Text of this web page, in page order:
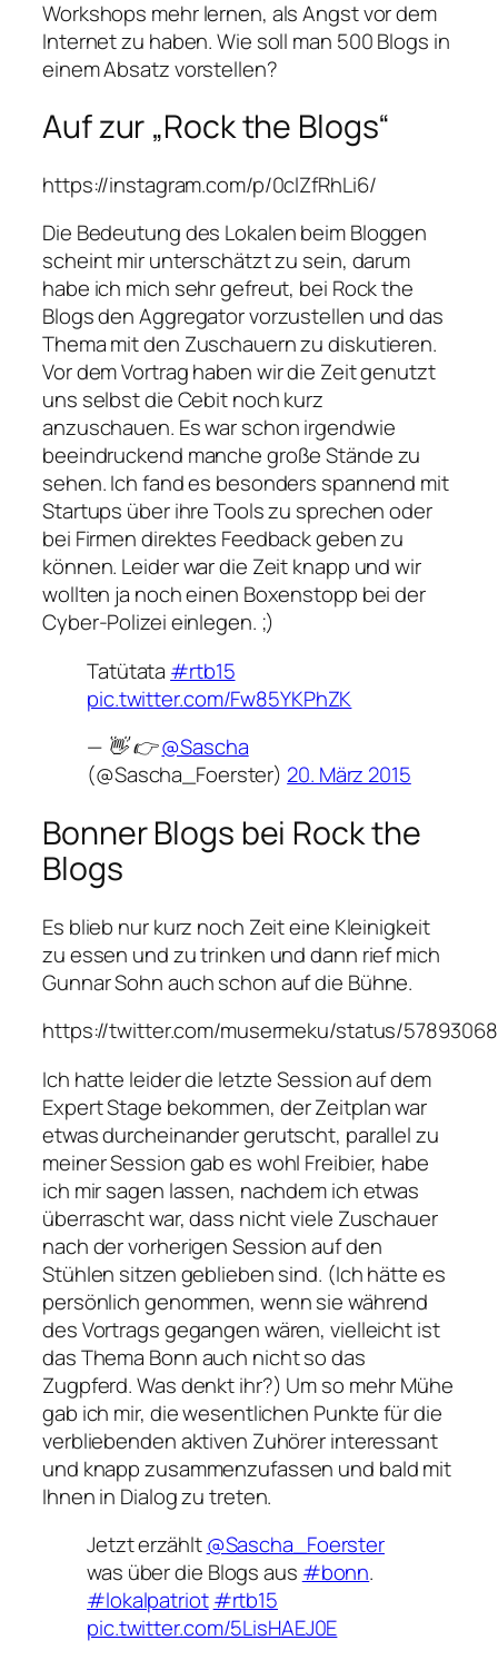
Workshops mehr lernen, als Angst vor dem
Internet zu haben. Wie soll man 500 Blogs in
einem Absatz vorstellen?
Auf zur „Rock the Blogs“
https://instagram.com/p/0clZfRhLi6/
Die Bedeutung des Lokalen beim Bloggen
scheint mir unterschätzt zu sein, darum
habe ich mich sehr gefreut, bei Rock the
Blogs den Aggregator vorzustellen und das
Thema mit den Zuschauern zu diskutieren.
Vor dem Vortrag haben wir die Zeit genutzt
uns selbst die Cebit noch kurz
anzuschauen. Es war schon irgendwie
beeindruckend manche große Stände zu
sehen. Ich fand es besonders spannend mit
Startups über ihre Tools zu sprechen oder
bei Firmen direktes Feedback geben zu
können. Leider war die Zeit knapp und wir
wollten ja noch einen Boxenstopp bei der
Cyber-Polizei einlegen. ;)
Tatütata #rtb15
pic.twitter.com/Fw85YKPhZK
— 👋 👉@Sascha
(@Sascha_Foerster) 20. März 2015
Bonner Blogs bei Rock the
Blogs
Es blieb nur kurz noch Zeit eine Kleinigkeit
zu essen und zu trinken und dann rief mich
Gunnar Sohn auch schon auf die Bühne.
https://twitter.com/musermeku/status/
Ich hatte leider die letzte Session auf dem
Expert Stage bekommen, der Zeitplan war
etwas durcheinander gerutscht, parallel zu
meiner Session gab es wohl Freibier, habe
ich mir sagen lassen, nachdem ich etwas
überrascht war, dass nicht viele Zuschauer
nach der vorherigen Session auf den
Stühlen sitzen geblieben sind. (Ich hätte es
persönlich genommen, wenn sie während
des Vortrags gegangen wären, vielleicht ist
das Thema Bonn auch nicht so das
Zugpferd. Was denkt ihr?) Um so mehr Mühe
gab ich mir, die wesentlichen Punkte für die
verbliebenden aktiven Zuhörer interessant
und knapp zusammenzufassen und bald mit
Ihnen in Dialog zu treten.
Jetzt erzählt@Sascha_Foerster
was über die Blogs aus #bonn.
#lokalpatriot #rtb15
pic.twitter.com/5LisHAEJ0E